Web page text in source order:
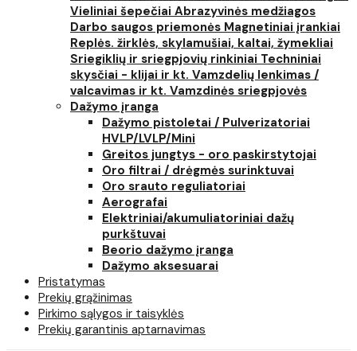
Vieliniai šepečiai Abrazyvinės medžiagos
Darbo saugos priemonės Magnetiniai įrankiai
Replės. žirklės, skylamušiai, kaltai, žymekliai
Sriegiklių ir sriegpjovių rinkiniai Techniniai
skysčiai - klijai ir kt. Vamzdelių lenkimas /
valcavimas ir kt. Vamzdinės sriegpjovės
Dažymo įranga
Dažymo pistoletai / Pulverizatoriai
HVLP/LVLP/Mini
Greitos jungtys - oro paskirstytojai
Oro filtrai / drėgmės surinktuvai
Oro srauto reguliatoriai
Aerografai
Elektriniai/akumuliatoriniai dažų
purkštuvai
Beorio dažymo įranga
Dažymo aksesuarai
Pristatymas
Prekių grąžinimas
Pirkimo sąlygos ir taisyklės
Prekių garantinis aptarnavimas